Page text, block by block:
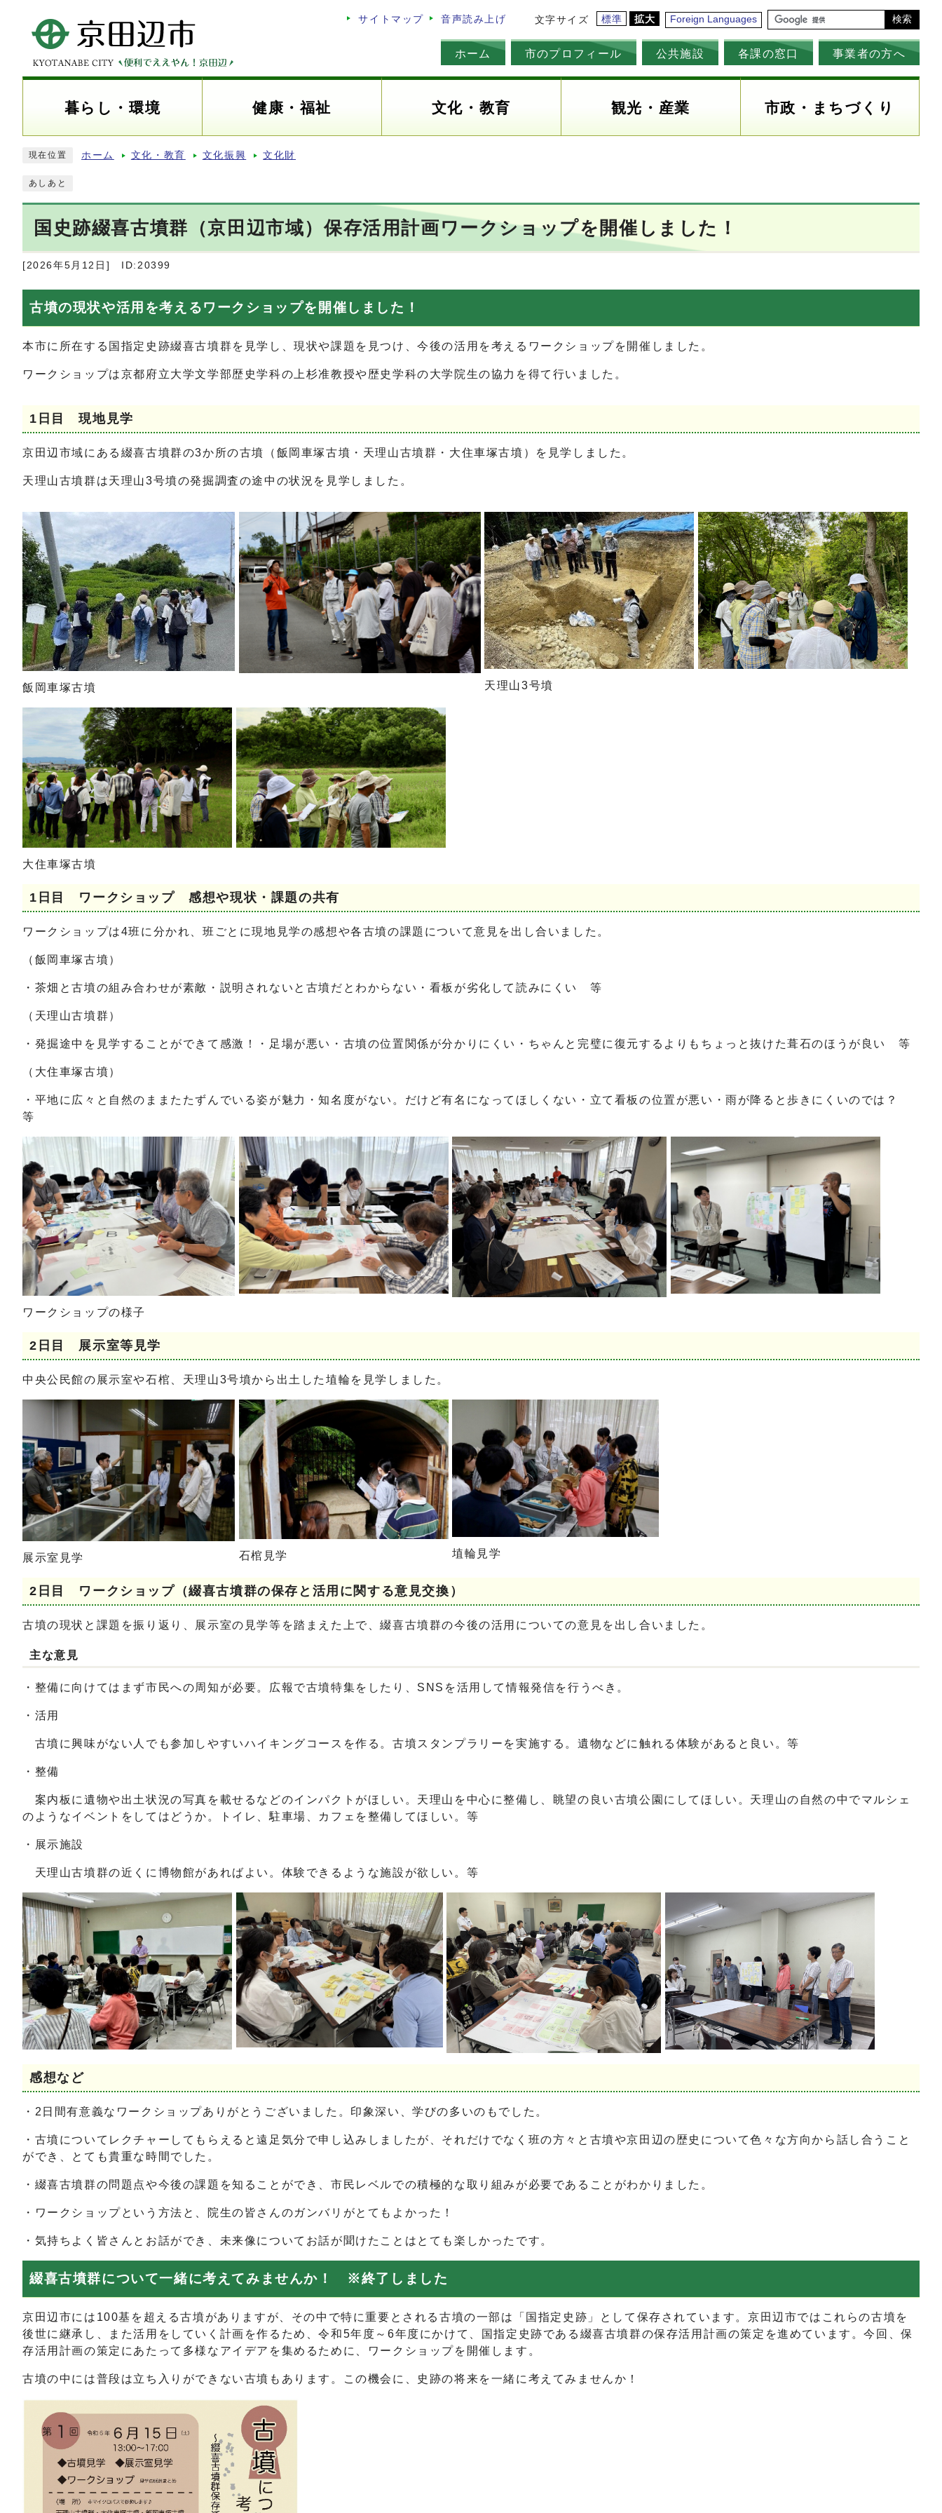
サイトマップ 音声読み上げ 文字サイズ 標準 拡大 Foreign Languages 検索
ホーム 市のプロフィール 公共施設 各課の窓口 事業者の方へ
暮らし・環境 健康・福祉 文化・教育 観光・産業 市政・まちづくり
現在位置 ホーム 文化・教育 文化振興 文化財
あしあと
国史跡綴喜古墳群（京田辺市域）保存活用計画ワークショップを開催しました！
[2026年5月12日] ID:20399
古墳の現状や活用を考えるワークショップを開催しました！
本市に所在する国指定史跡綴喜古墳群を見学し、現状や課題を見つけ、今後の活用を考えるワークショップを開催しました。
ワークショップは京都府立大学文学部歴史学科の上杉准教授や歴史学科の大学院生の協力を得て行いました。
1日目 現地見学
京田辺市域にある綴喜古墳群の3か所の古墳（飯岡車塚古墳・天理山古墳群・大住車塚古墳）を見学しました。
天理山古墳群は天理山3号墳の発掘調査の途中の状況を見学しました。
飯岡車塚古墳 天理山3号墳
大住車塚古墳
1日目 ワークショップ 感想や現状・課題の共有
ワークショップは4班に分かれ、班ごとに現地見学の感想や各古墳の課題について意見を出し合いました。
（飯岡車塚古墳）
・茶畑と古墳の組み合わせが素敵・説明されないと古墳だとわからない・看板が劣化して読みにくい 等
（天理山古墳群）
・発掘途中を見学することができて感激！・足場が悪い・古墳の位置関係が分かりにくい・ちゃんと完璧に復元するよりもちょっと抜けた葺石のほうが良い 等
（大住車塚古墳）
・平地に広々と自然のままたたずんでいる姿が魅力・知名度がない。だけど有名になってほしくない・立て看板の位置が悪い・雨が降ると歩きにくいのでは？
等
ワークショップの様子
2日目 展示室等見学
中央公民館の展示室や石棺、天理山3号墳から出土した埴輪を見学しました。
展示室見学 石棺見学 埴輪見学
2日目 ワークショップ（綴喜古墳群の保存と活用に関する意見交換）
古墳の現状と課題を振り返り、展示室の見学等を踏まえた上で、綴喜古墳群の今後の活用についての意見を出し合いました。
主な意見
・整備に向けてはまず市民への周知が必要。広報で古墳特集をしたり、SNSを活用して情報発信を行うべき。
・活用
古墳に興味がない人でも参加しやすいハイキングコースを作る。古墳スタンプラリーを実施する。遺物などに触れる体験があると良い。等
・整備
案内板に遺物や出土状況の写真を載せるなどのインパクトがほしい。天理山を中心に整備し、眺望の良い古墳公園にしてほしい。天理山の自然の中でマルシェ
のようなイベントをしてはどうか。トイレ、駐車場、カフェを整備してほしい。等
・展示施設
天理山古墳群の近くに博物館があればよい。体験できるような施設が欲しい。等
感想など
・2日間有意義なワークショップありがとうございました。印象深い、学びの多いのもでした。
・古墳についてレクチャーしてもらえると遠足気分で申し込みしましたが、それだけでなく班の方々と古墳や京田辺の歴史について色々な方向から話し合うこと
ができ、とても貴重な時間でした。
・綴喜古墳群の問題点や今後の課題を知ることができ、市民レベルでの積極的な取り組みが必要であることがわかりました。
・ワークショップという方法と、院生の皆さんのガンバリがとてもよかった！
・気持ちよく皆さんとお話ができ、未来像についてお話が聞けたことはとても楽しかったです。
綴喜古墳群について一緒に考えてみませんか！ ※終了しました
京田辺市には100基を超える古墳がありますが、その中で特に重要とされる古墳の一部は「国指定史跡」として保存されています。京田辺市ではこれらの古墳を
後世に継承し、また活用をしていく計画を作るため、令和5年度～6年度にかけて、国指定史跡である綴喜古墳群の保存活用計画の策定を進めています。今回、保
存活用計画の策定にあたって多様なアイデアを集めるために、ワークショップを開催します。
古墳の中には普段は立ち入りができない古墳もあります。この機会に、史跡の将来を一緒に考えてみませんか！